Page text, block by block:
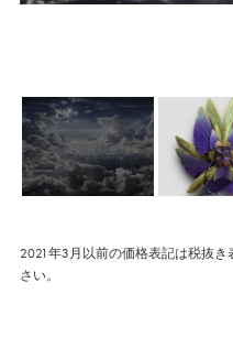
2021年3月以前の価格表記は税抜
さい。